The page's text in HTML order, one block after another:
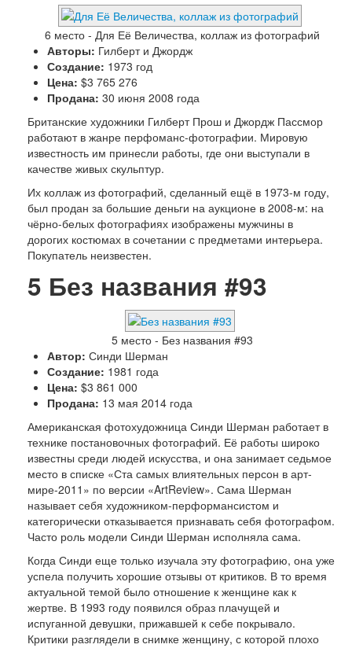
6 место - Для Её Величества, коллаж из фотографий
Авторы: Гилберт и Джордж
Создание: 1973 год
Цена: $3 765 276
Продана: 30 июня 2008 года
Британские художники Гилберт Прош и Джордж Пассмор
работают в жанре перфоманс-фотографии. Мировую
известность им принесли работы, где они выступали в
качестве живых скульптур.
Их коллаж из фотографий, сделанный ещё в 1973-м году,
был продан за большие деньги на аукционе в 2008-м: на
чёрно-белых фотографиях изображены мужчины в
дорогих костюмах в сочетании с предметами интерьера.
Покупатель неизвестен.
5 Без названия #93
5 место - Без названия #93
Автор: Синди Шерман
Создание: 1981 года
Цена: $3 861 000
Продана: 13 мая 2014 года
Американская фотохудожница Синди Шерман работает в
технике постановочных фотографий. Её работы широко
известны среди людей искусства, и она занимает седьмое
место в списке «Ста самых влиятельных персон в арт-
мире-2011» по версии «ArtReview». Сама Шерман
называет себя художником-перформансистом и
категорически отказывается признавать себя фотографом.
Часто роль модели Синди Шерман исполняла сама.
Когда Синди еще только изучала эту фотографию, она уже
успела получить хорошие отзывы от критиков. В то время
актуальной темой было отношение к женщине как к
жертве. В 1993 году появился образ плачущей и
испуганной девушки, прижавшей к себе покрывало.
Критики разглядели в снимке женщину, с которой плохо